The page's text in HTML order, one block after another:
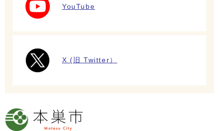
YouTube
X (旧 Twitter）